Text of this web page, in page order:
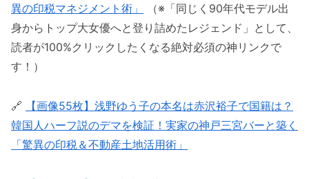
異の印税マネジメント術」
（※「同じく90年代モデル出
身からトップ大女優へと登り詰めたレジェンド」として、
読者が100%クリックしたくなる絶対必須の神リンクで
す！）
🔗
【画像55枚】浅野ゆう子の本名は赤沢裕子で国籍は？
韓国人ハーフ説のデマを検証！実家の神戸三宮バーと築く
「驚異の印税＆不動産土地活用術」